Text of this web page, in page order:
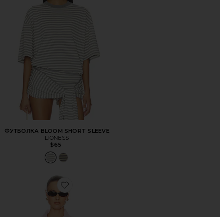
ФУТБОЛКА BLOOM SHORT SLEEVE
LIONESS
$65
Favorite РУБАШКА WASHED LINEN SHIRT